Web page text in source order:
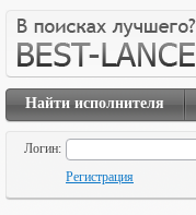
Найти исполнителя
Логин:
Регистрация